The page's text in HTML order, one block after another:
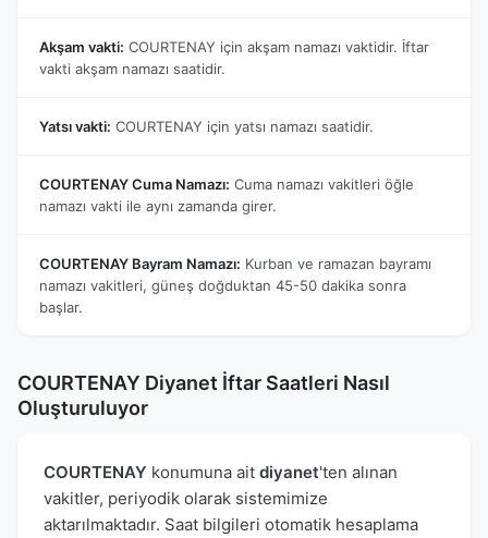
Akşam vakti: COURTENAY için akşam namazı vaktidir. İftar
vakti akşam namazı saatidir.
Yatsı vakti: COURTENAY için yatsı namazı saatidir.
COURTENAY Cuma Namazı: Cuma namazı vakitleri öğle
namazı vakti ile aynı zamanda girer.
COURTENAY Bayram Namazı: Kurban ve ramazan bayramı
namazı vakitleri, güneş doğduktan 45-50 dakika sonra
başlar.
COURTENAY Diyanet İftar Saatleri Nasıl
Oluşturuluyor
COURTENAY konumuna ait diyanet'ten alınan
vakitler, periyodik olarak sistemimize
aktarılmaktadır. Saat bilgileri otomatik hesaplama